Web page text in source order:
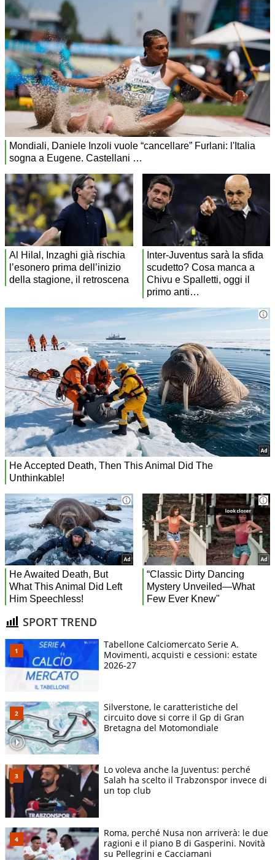
SPORT TREND
Tabellone Calciomercato Serie A.
Movimenti, acquisti e cessioni: estate
2026-27
Silverstone, le caratteristiche del
circuito dove si corre il Gp di Gran
Bretagna del Motomondiale
Lo voleva anche la Juventus: perché
Salah ha scelto il Trabzonspor invece di
un top club
Roma, perché Nusa non arriverà: le due
ragioni e il piano B di Gasperini. Novità
su Pellegrini e Cacciamani